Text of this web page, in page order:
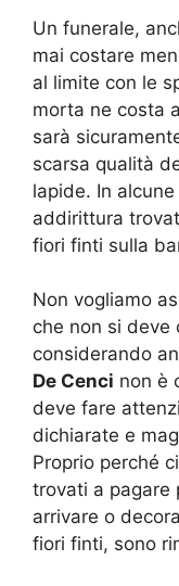
Un funerale,
mai costare
al limite con le
morta ne costa
sarà
scarsa qualità
lapide. In
addirittura
fiori finti sulla
Non vogliamo
che non si deve
considerando
De Cenci non è
deve fare
dichiarate e
Proprio perché
trovati a pagare
arrivare o
fiori finti, sono